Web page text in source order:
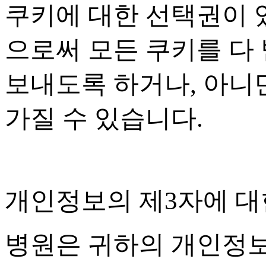
쿠키에 대한 선택권이
으로써 모든 쿠키를 다
보내도록 하거나, 아니
가질 수 있습니다.
개인정보의 제3자에
병원은 귀하의 개인정